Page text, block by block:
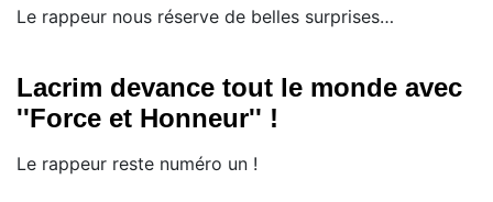
Le rappeur nous réserve de belles surprises…
Lacrim devance tout le monde avec
''Force et Honneur'' !
Le rappeur reste numéro un !